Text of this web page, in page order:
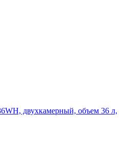
двухкамерный, объем 36 л,